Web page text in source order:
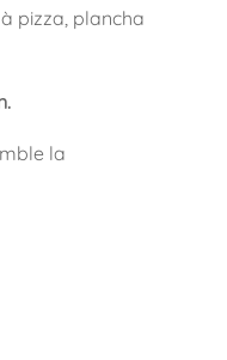
pizza, plancha
la